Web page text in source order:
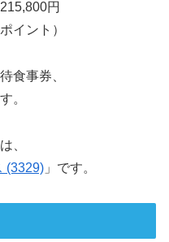
円
イント）
食事券、
。
、
(3329) 」です。